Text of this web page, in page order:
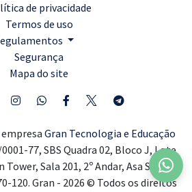
de privacidade
Termos de uso
Segurança
Mapa do site
Gran Tecnologia e Educação
0001-77, SBS Quadra 02, Bloco J, Lote
Sala 201, 2º Andar, Asa Sul,
120. Gran - 2026 © Todos os direitos